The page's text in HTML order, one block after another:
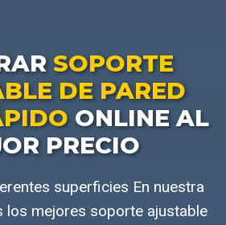
SOPORTE
DE PARED
ONLINE AL
PRECIO
superficies En nuestra
los mejores soporte ajustable